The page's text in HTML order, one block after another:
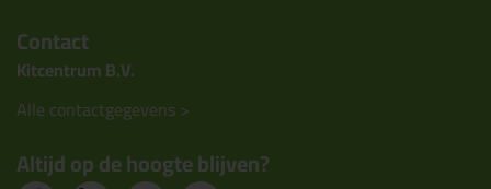
Contact
Kitcentrum B.V.
Alle contactgegevens >
Altijd op de hoogte blijven?